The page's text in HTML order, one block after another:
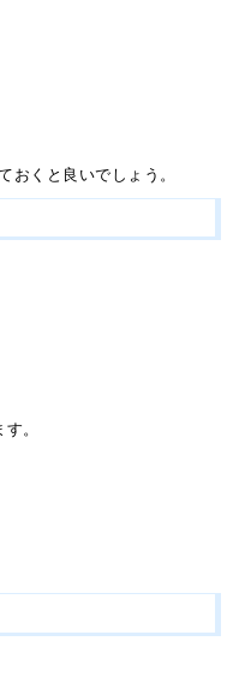
おくと良いでしょう。
。